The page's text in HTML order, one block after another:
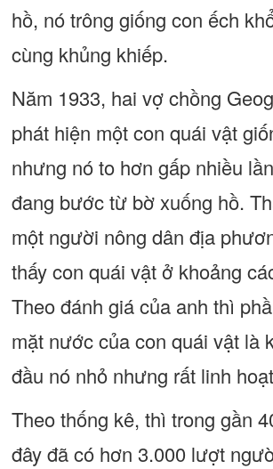
hồ, nó trông giống con ếch
cùng khủng khiếp.
Năm 1933, hai vợ chồng
phát hiện một con quái vật
nhưng nó to hơn gấp nhiều
đang bước từ bờ xuống hồ.
một người nông dân địa
thấy con quái vật ở khoảng
Theo đánh giá của anh thì
mặt nước của con quái vật là
đầu nó nhỏ nhưng rất linh
Theo thống kê, thì trong gần
đây đã có hơn 3.000 lượt